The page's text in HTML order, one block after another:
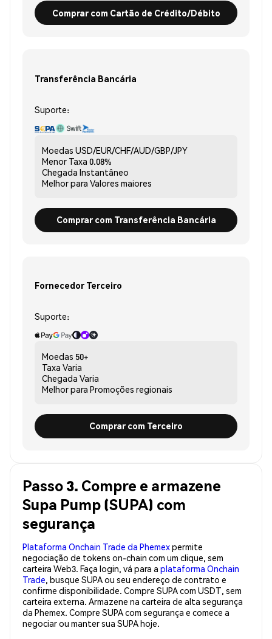
Comprar com Cartão de Crédito/Débito
Transferência Bancária
Suporte:
Moedas USD/EUR/CHF/AUD/GBP/JPY
Menor Taxa 0.08%
Chegada Instantâneo
Melhor para Valores maiores
Comprar com Transferência Bancária
Fornecedor Terceiro
Suporte:
Moedas 50+
Taxa Varia
Chegada Varia
Melhor para Promoções regionais
Comprar com Terceiro
Passo 3. Compre e armazene
Supa Pump (SUPA) com
segurança
Plataforma Onchain Trade da Phemexpermite
negociação de tokens on-chain com um clique, sem
carteira Web3. Faça login, vá para a plataforma Onchain
Trade, busque SUPA ou seu endereço de contrato e
confirme disponibilidade. Compre SUPA com USDT, sem
carteira externa. Armazene na carteira de alta segurança
da Phemex. Compre SUPA com segurança e comece a
negociar ou manter sua SUPA hoje.